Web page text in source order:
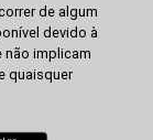
de algum
devido à
implicam
quaisquer